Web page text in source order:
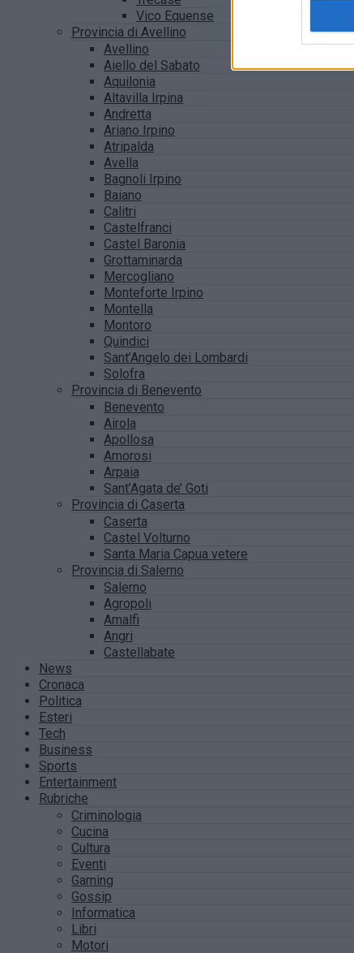
Vico Equense
Provincia di Avellino
Avellino
Aiello del Sabato
Aquilonia
Altavilla Irpina
Andretta
Ariano Irpino
Atripalda
Avella
Bagnoli Irpino
Baiano
Calitri
Castelfranci
Castel Baronia
Grottaminarda
Mercogliano
Monteforte Irpino
Montella
Montoro
Quindici
Sant’Angelo dei Lombardi
Solofra
Provincia di Benevento
Benevento
Airola
Apollosa
Amorosi
Arpaia
Sant’Agata de’ Goti
Provincia di Caserta
Caserta
Castel Volturno
Santa Maria Capua vetere
Provincia di Salerno
Salerno
Agropoli
Amalfi
Angri
Castellabate
News
Cronaca
Politica
Esteri
Tech
Business
Sports
Entertainment
Rubriche
Criminologia
Cucina
Cultura
Eventi
Gaming
Gossip
Informatica
Libri
Motori